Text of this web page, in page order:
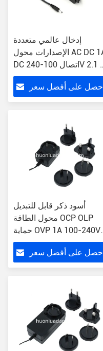
إدخال عالمي متعددة
الإصدارات محول AC DC 1A
DC اتصال 100-240V 2.1 *
5.5 جاك 15W Max
احصل على أفضل سعر
أسود ذكر قابل للتبديل
محول الطاقة OCP OLP
حماية OVP 1A 100-240V
الجهد المدخل
احصل على أفضل سعر